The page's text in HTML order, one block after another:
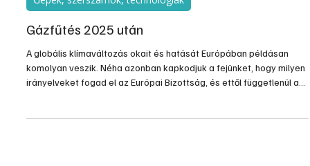
Gázfűtés 2025 után
A globális klímaváltozás okait és hatását Európában példásan
komolyan veszik. Néha azonban kapkodjuk a fejünket, hogy milyen
irányelveket fogad el az Európai Bizottság, és ettől függetlenül a